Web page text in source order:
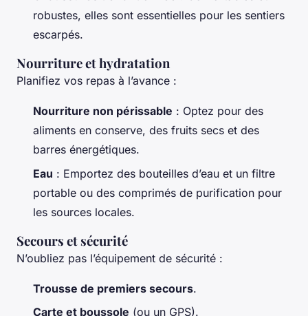
robustes, elles sont essentielles pour les sentiers
escarpés.
Nourriture et hydratation
Planifiez vos repas à l’avance :
Nourriture non périssable : Optez pour des
aliments en conserve, des fruits secs et des
barres énergétiques.
Eau : Emportez des bouteilles d’eau et un filtre
portable ou des comprimés de purification pour
les sources locales.
Secours et sécurité
N’oubliez pas l’équipement de sécurité :
Trousse de premiers secours.
Carte et boussole (ou un GPS).